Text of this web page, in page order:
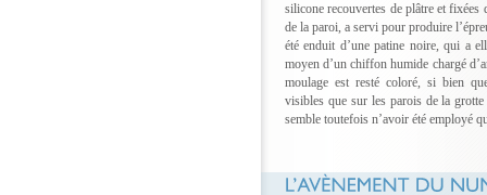
silicone recouvertes de plâtre et fixées
de la paroi, a servi pour produire
été enduit d’une patine noire, qui a
moyen d’un chiffon humide chargé
moulage est resté coloré, si bien
visibles que sur les parois de la grotte
semble toutefois n’avoir été employé